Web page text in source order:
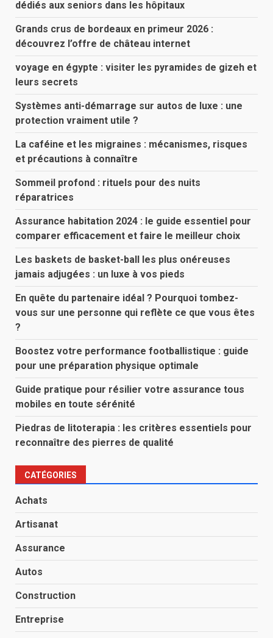
dédiés aux seniors dans les hôpitaux
Grands crus de bordeaux en primeur 2026 :
découvrez l’offre de château internet
voyage en égypte : visiter les pyramides de gizeh et
leurs secrets
Systèmes anti-démarrage sur autos de luxe : une
protection vraiment utile ?
La caféine et les migraines : mécanismes, risques
et précautions à connaître
Sommeil profond : rituels pour des nuits
réparatrices
Assurance habitation 2024 : le guide essentiel pour
comparer efficacement et faire le meilleur choix
Les baskets de basket-ball les plus onéreuses
jamais adjugées : un luxe à vos pieds
En quête du partenaire idéal ? Pourquoi tombez-
vous sur une personne qui reflète ce que vous êtes
?
Boostez votre performance footballistique : guide
pour une préparation physique optimale
Guide pratique pour résilier votre assurance tous
mobiles en toute sérénité
Piedras de litoterapia : les critères essentiels pour
reconnaître des pierres de qualité
CATÉGORIES
Achats
Artisanat
Assurance
Autos
Construction
Entreprise